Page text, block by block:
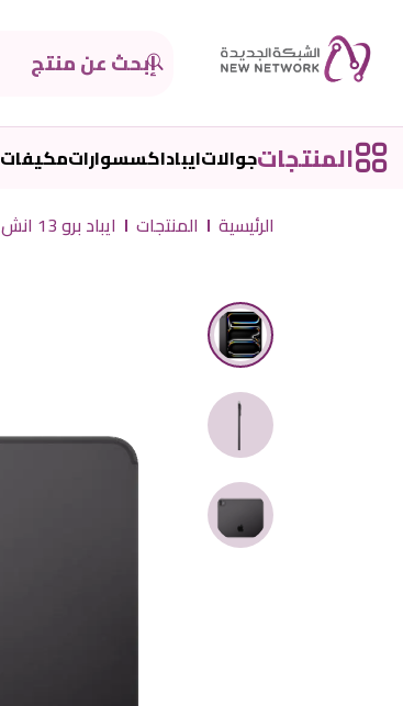
المنتجاتجوالاتايباداكسسواراتمكيفات
الرئيسية المنتجات ايباد برو 13 انش واي فاي 512 جيجا اسود M4